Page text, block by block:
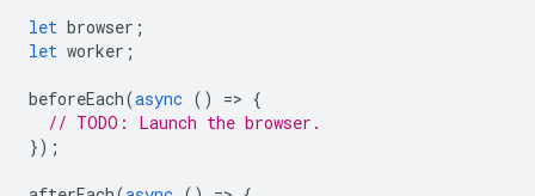
let browser ;
let worker ;
beforeEach(async () => {
// TODO: Launch the browser.
});